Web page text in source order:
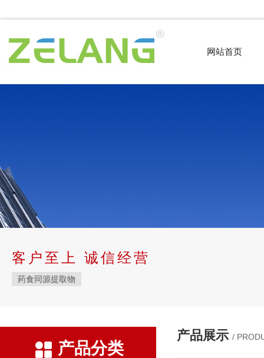
网站首页
客户至上 诚信经营
药食同源提取物
产品分类
产品展示 /